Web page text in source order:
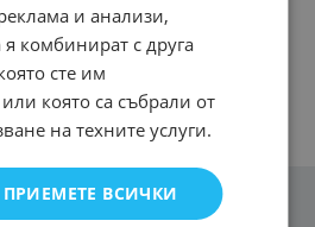
и анализи,
комбинират с друга
сте им
която са събрали от
на техните услуги.
ПРИЕМЕТЕ ВСИЧКИ